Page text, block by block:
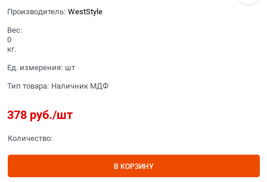
Производитель: WestStyle
Вес:
0
кг.
Ед. измерения: шт
Тип товара: Наличник МДФ
378 руб./шт
Количество:
В КОРЗИНУ